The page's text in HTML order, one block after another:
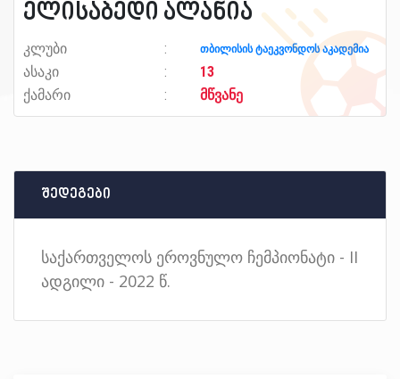
ელისაბედი ალანია
კლუბი თბილისის ტაეკვონდოს აკადემია
ასაკი
13
ქამარი
მწვანე
შედეგები
საქართველოს ეროვნულო ჩემპიონატი - II
ადგილი - 2022 წ.